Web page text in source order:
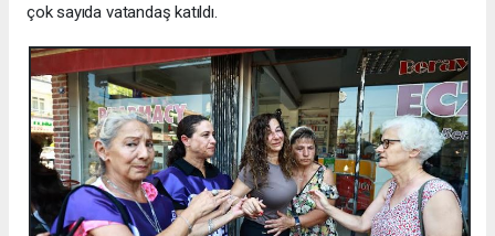
çok sayıda vatandaş katıldı.